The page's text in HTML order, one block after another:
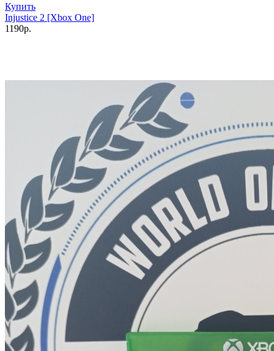
Купить
Injustice 2 [Xbox One]
1190р.